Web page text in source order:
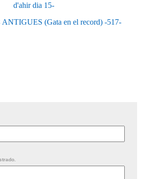
d'ahir dia 15-
(Gata en el record) -517-